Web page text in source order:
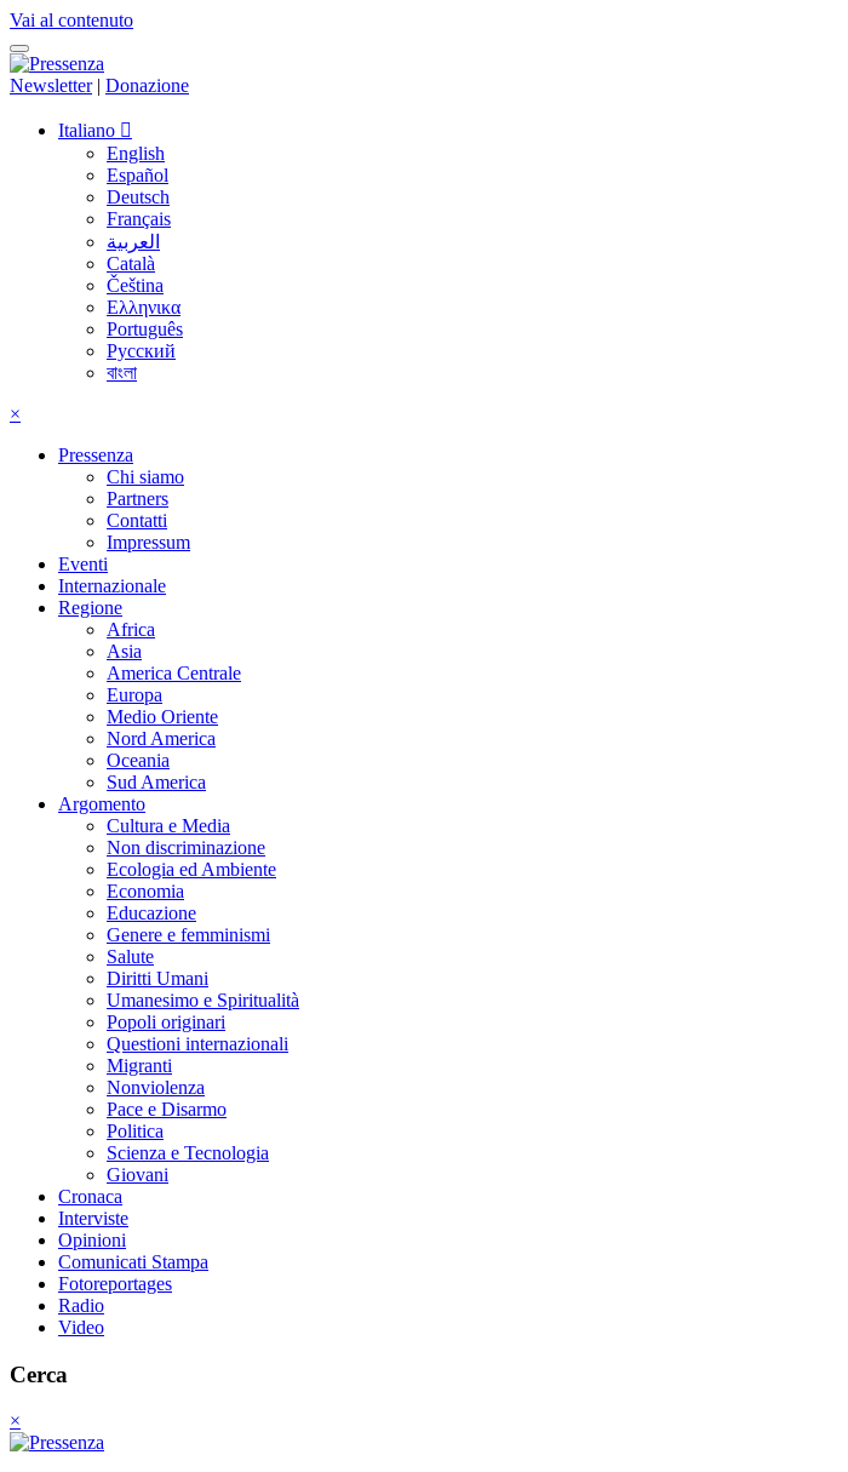
Vai al contenuto
Newsletter| Donazione
Italiano
English
Español
Deutsch
Français
العربية
Català
Čeština
Ελληνικα
Português
Русский
বাংলা
×
Pressenza
Chi siamo
Partners
Contatti
Impressum
Eventi
Internazionale
Regione
Africa
Asia
America Centrale
Europa
Medio Oriente
Nord America
Oceania
Sud America
Argomento
Cultura e Media
Non discriminazione
Ecologia ed Ambiente
Economia
Educazione
Genere e femminismi
Salute
Diritti Umani
Umanesimo e Spiritualità
Popoli originari
Questioni internazionali
Migranti
Nonviolenza
Pace e Disarmo
Politica
Scienza e Tecnologia
Giovani
Cronaca
Interviste
Opinioni
Comunicati Stampa
Fotoreportages
Radio
Video
Cerca
×